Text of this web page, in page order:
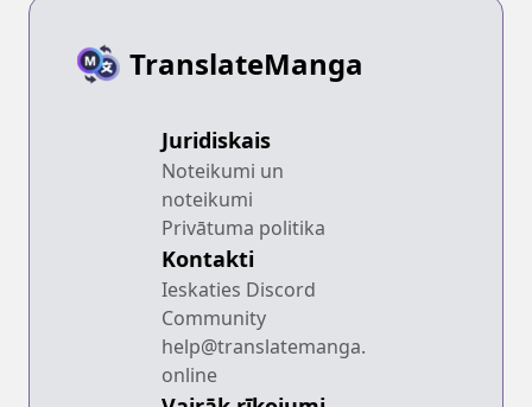
TranslateManga
Juridiskais
Noteikumi un
noteikumi
Privātuma politika
Kontakti
Ieskaties Discord
Community
help@translatemanga.
online